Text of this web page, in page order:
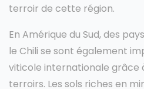
terroir de cette région.
En Amérique du Sud, des
le Chili se sont également
viticole internationale grâce
terroirs. Les sols riches en